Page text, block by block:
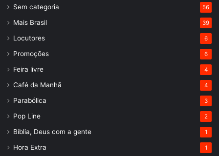
Sem categoria 56
Mais Brasil 39
Locutores 6
Promoções 6
Feira livre 4
Café da Manhã 4
Parabólica 3
Pop Line 2
Bíblia, Deus com a gente 1
Hora Extra 1